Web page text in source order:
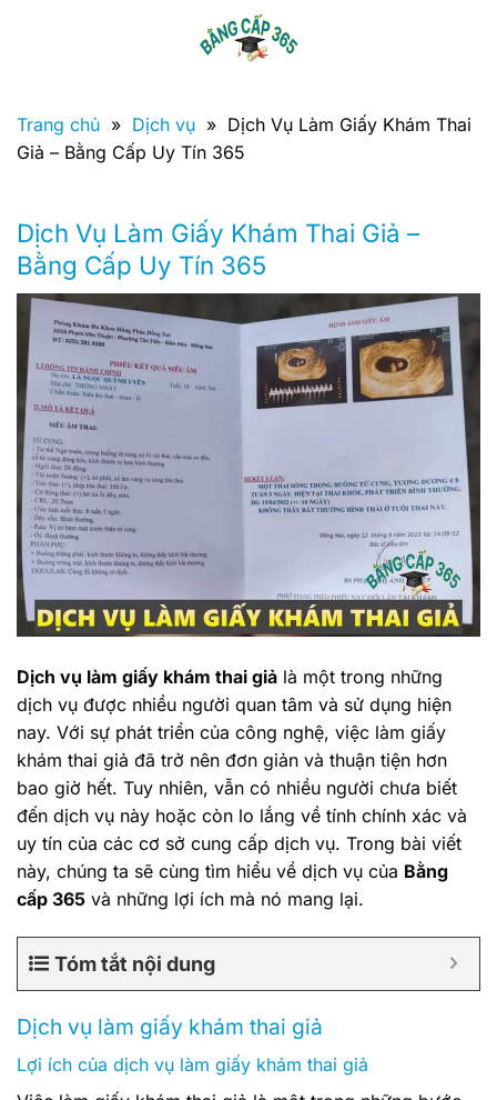
Trang chủ » Dịch vụ » Dịch Vụ Làm Giấy Khám Thai
Giả – Bằng Cấp Uy Tín 365
Dịch Vụ Làm Giấy Khám Thai Giả –
Bằng Cấp Uy Tín 365
Dịch vụ làm giấy khám thai giả là một trong những
dịch vụ được nhiều người quan tâm và sử dụng hiện
nay. Với sự phát triển của công nghệ, việc làm giấy
khám thai giả đã trở nên đơn giản và thuận tiện hơn
bao giờ hết. Tuy nhiên, vẫn có nhiều người chưa biết
đến dịch vụ này hoặc còn lo lắng về tính chính xác và
uy tín của các cơ sở cung cấp dịch vụ. Trong bài viết
này, chúng ta sẽ cùng tìm hiểu về dịch vụ của Bằng
cấp 365 và những lợi ích mà nó mang lại.
Tóm tắt nội dung
Dịch vụ làm giấy khám thai giả
Lợi ích của dịch vụ làm giấy khám thai giả